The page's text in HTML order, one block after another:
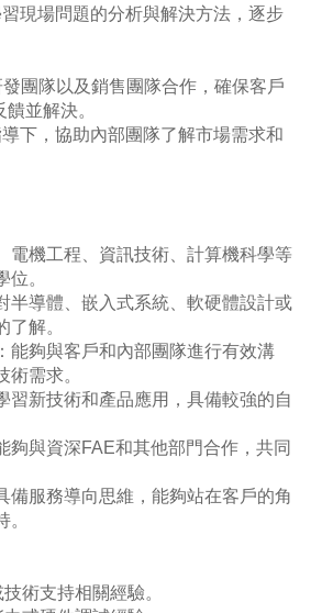
現場問題的分析與解決方法，逐步
團隊以及銷售團隊合作，確保客戶
並解決。
下，協助內部團隊了解市場需求和
電機工程、資訊技術、計算機科學等
位。
半導體、嵌入式系統、軟硬體設計或
了解。
：能夠與客戶和內部團隊進行有效溝
術需求。
習新技術和產品應用，具備較強的自
夠與資深FAE和其他部門合作，共同
備服務導向思維，能夠站在客戶的角
。
術支持相關經驗。